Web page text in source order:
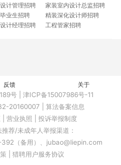
计管理招聘
家装室内设计总监招聘
业生招聘
精装深化设计师招聘
计经理招聘
工程管家招聘
招聘
计师招聘 室内效果图总监招聘
反馈 关于